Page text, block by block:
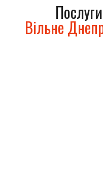
Вільне